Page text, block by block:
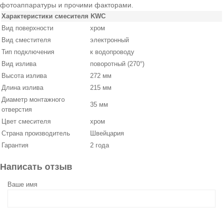
фотоаппаратуры и прочими факторами.
Характеристики смесителя KWC
Вид поверхности
хром
Вид сместителя
электронный
Тип подключения
к водопроводу
Вид излива
поворотный (270°)
Высота излива
272 мм
Длина излива
215 мм
Диаметр монтажного
отверстия
35 мм
Цвет смесителя
хром
Страна производитель
Швейцария
Гарантия
2 года
Написать отзыв
Ваше имя